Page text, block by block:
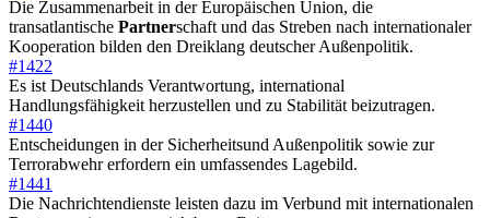
Die Zusammenarbeit in der Europäischen Union, die
transatlantische Partnerschaft und das Streben nach internationaler
Kooperation bilden den Dreiklang deutscher Außenpolitik.
#1422
Es ist Deutschlands Verantwortung, international
Handlungsfähigkeit herzustellen und zu Stabilität beizutragen.
#1440
Entscheidungen in der Sicherheitsund Außenpolitik sowie zur
Terrorabwehr erfordern ein umfassendes Lagebild.
#1441
Die Nachrichtendienste leisten dazu im Verbund mit internationalen